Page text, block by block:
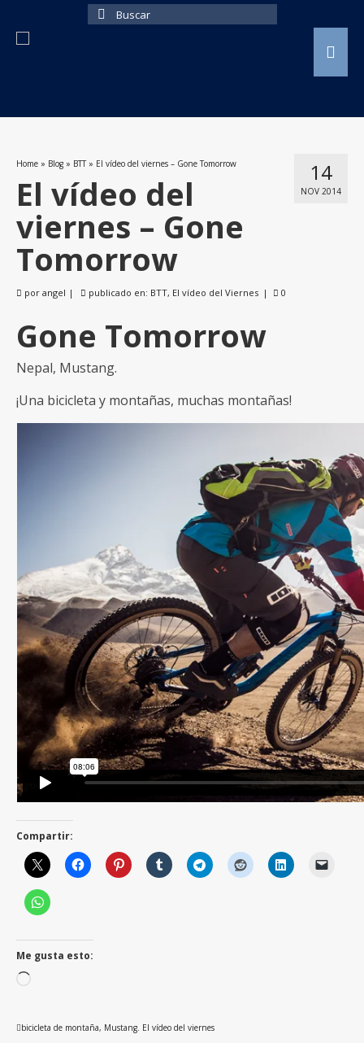
Buscar
14
NOV 2014
Home » Blog » BTT » El vídeo del viernes – Gone Tomorrow
El vídeo del
viernes – Gone
Tomorrow
por angel | publicado en: BTT, El vídeo del Viernes | 0
Gone Tomorrow
Nepal, Mustang.
¡Una bicicleta y montañas, muchas montañas!
Compartir:
Me gusta esto:
Cargando...
bicicleta de montaña, Mustang. El vídeo del viernes